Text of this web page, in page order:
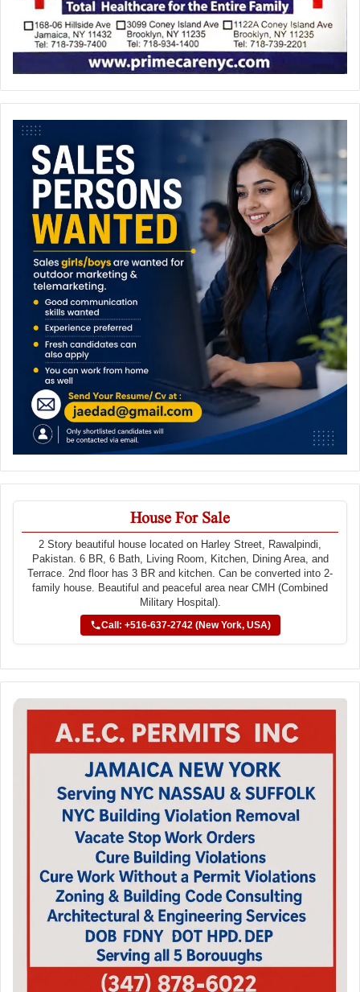
House For Sale
2 Story beautiful house located on Harley Street, Rawalpindi,
Pakistan. 6 BR, 6 Bath, Living Room, Kitchen, Dining Area, and
Terrace. 2nd floor has 3 BR and kitchen. Can be converted into 2-
family house. Beautiful and peaceful area near CMH (Combined
Military Hospital).
Call: +516-637-2742 (New York, USA)